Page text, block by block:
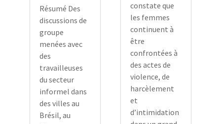
Résumé Des
discussions de
groupe
menées avec
des
travailleuses
du secteur
informel dans
des villes au
Brésil, au
constate que
les femmes
continuent à
être
confrontées à
des actes de
violence, de
harcèlement
et
d’intimidation